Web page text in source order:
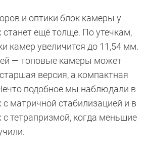
и оптики блок камеры у
станет ещё толще. По утечкам,
камер увеличится до 11,54 мм.
— топовые камеры может
версия, а компактная
подобное мы наблюдали в
с матричной стабилизацией и в
с тетрапризмой, когда меньшие